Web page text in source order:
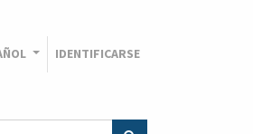
IDENTIFICARSE